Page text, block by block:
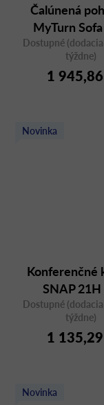
Čalúnená
MyTurn
Dostupné
týždne)
1
Novinka
Konferenčné
SNAP 21H
Dostupné
týždne)
1
Novinka